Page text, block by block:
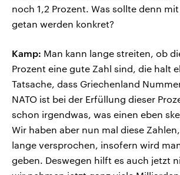
noch 1,2 Prozent. Was sollte denn
getan werden konkret?
Kamp: Man kann lange streiten, ob
Prozent eine gute Zahl sind, die halt
Tatsache, dass Griechenland
NATO ist bei der Erfüllung dieser
schon irgendwas, was einen eben
Wir haben aber nun mal diese
lange versprochen, insofern wird
geben. Deswegen hilft es auch jetzt